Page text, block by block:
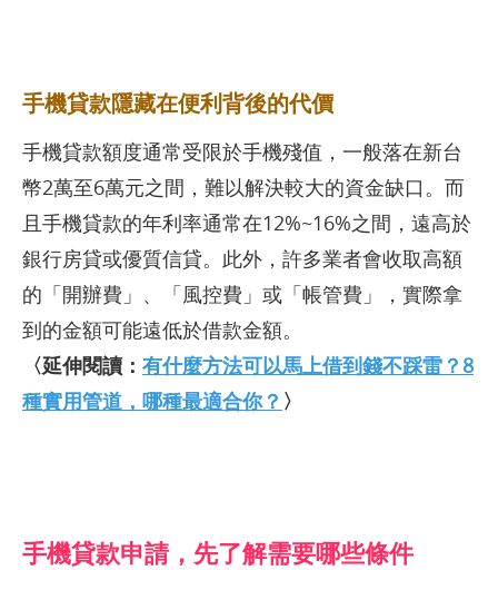
手機貸款隱藏在便利背後的代價
手機貸款額度通常受限於手機殘值，一般落在新台
幣2萬至6萬元之間，難以解決較大的資金缺口。而
且手機貸款的年利率通常在12%~16%之間，遠高於
銀行房貸或優質信貸。此外，許多業者會收取高額
的「開辦費」、「風控費」或「帳管費」，實際拿
到的金額可能遠低於借款金額。
〈延伸閱讀： 有什麼方法可以馬上借到錢不踩雷？8
種實用管道，哪種最適合你？ 〉
手機貸款申請，先了解需要哪些條件